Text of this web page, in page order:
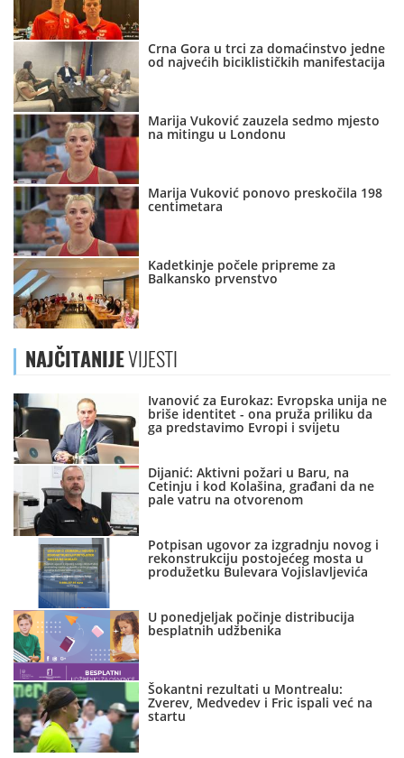
Crna Gora u trci za domaćinstvo jedne
od najvećih biciklističkih manifestacija
Marija Vuković zauzela sedmo mjesto
na mitingu u Londonu
Marija Vuković ponovo preskočila 198
centimetara
Kadetkinje počele pripreme za
Balkansko prvenstvo
NAJČITANIJEVIJESTI
Ivanović za Eurokaz: Evropska unija ne
briše identitet - ona pruža priliku da
ga predstavimo Evropi i svijetu
Dijanić: Aktivni požari u Baru, na
Cetinju i kod Kolašina, građani da ne
pale vatru na otvorenom
Potpisan ugovor za izgradnju novog i
rekonstrukciju postojećeg mosta u
produžetku Bulevara Vojislavljevića
U ponedjeljak počinje distribucija
besplatnih udžbenika
Šokantni rezultati u Montrealu:
Zverev, Medvedev i Fric ispali već na
startu